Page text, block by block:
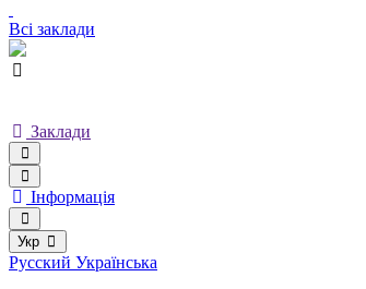
Всі заклади
Заклади
Інформація
Укр
Русский Українська